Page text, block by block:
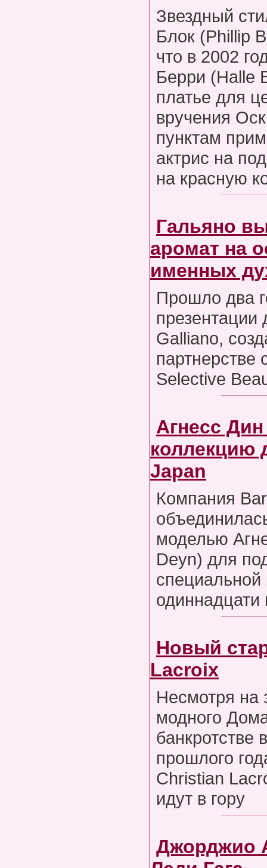
Звездный
Блок (Phillip
что в 2002
Берри (Halle
платье для
вручения
пунктам
актрис на
на красную
Гальяно
аромат на
именных
Прошло два
презентации
Galliano,
партнерстве
Selective
Агнесс
коллекцию
Japan
Компания
моделью
Deyn) для
специальной
Новый
Lacroix
Несмотря на
модного
банкротстве
прошлого
Christian
идут в гору
Джорджио